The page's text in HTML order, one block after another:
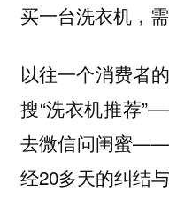
买一台洗衣机，
以往一个消费者
搜“洗衣机推荐
去微信问闺蜜——
经20多天的纠结